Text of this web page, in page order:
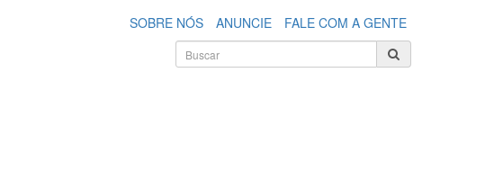
SOBRE NÓS ANUNCIE
FALE COM A GENTE